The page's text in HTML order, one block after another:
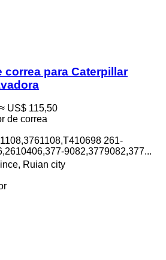
correa para Caterpillar
≈ US$ 115,50
de correa
261-
9082,3779082,377...
Ruian city